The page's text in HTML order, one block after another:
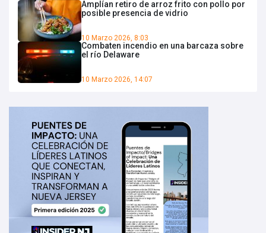
Amplían retiro de arroz frito con pollo por
posible presencia de vidrio
10 Marzo 2026, 8:03
Combaten incendio en una barcaza sobre
el río Delaware
10 Marzo 2026, 14:07